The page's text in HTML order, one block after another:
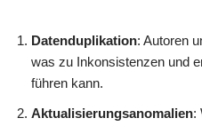
Datenduplikation: Autoren
was zu Inkonsistenzen und
führen kann.
Aktualisierungsanomalien: